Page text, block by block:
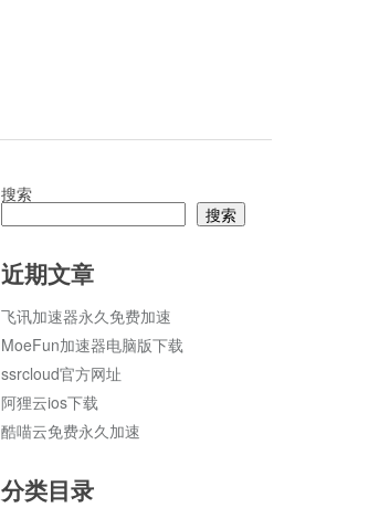
搜索
搜索
近期文章
飞讯加速器永久免费加速
MoeFun加速器电脑版下载
ssrcloud官方网址
阿狸云ios下载
酷喵云免费永久加速
分类目录